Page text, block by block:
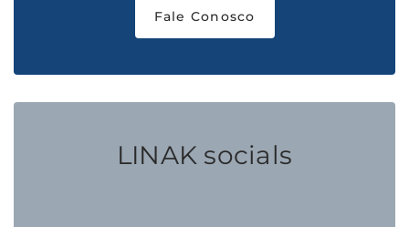
Fale Conosco
LINAK socials